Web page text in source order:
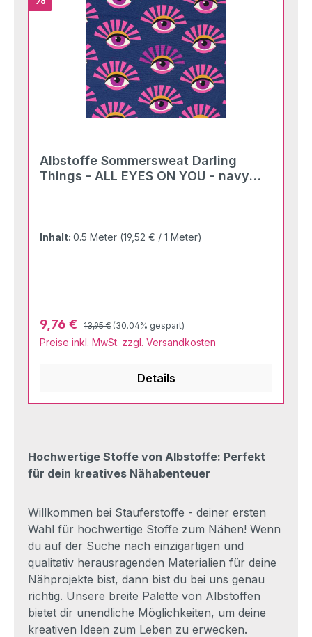
Albstoffe Sommersweat Darling
Things - ALL EYES ON YOU - navy
Inhalt: 0.5 Meter (19,52 € / 1 Meter)
Verkaufspreis:
9,76 € Regulärer Preis:
13,95 € (30.04% gespart)
Preise inkl. MwSt. zzgl. Versandkosten
Details
Hochwertige Stoffe von Albstoffe: Perfekt
für dein kreatives Nähabenteuer
Willkommen bei Stauferstoffe - deiner ersten
Wahl für hochwertige Stoffe zum Nähen! Wenn
du auf der Suche nach einzigartigen und
qualitativ herausragenden Materialien für deine
Nähprojekte bist, dann bist du bei uns genau
richtig. Unsere breite Palette von Albstoffen
bietet dir unendliche Möglichkeiten, um deine
kreativen Ideen zum Leben zu erwecken.